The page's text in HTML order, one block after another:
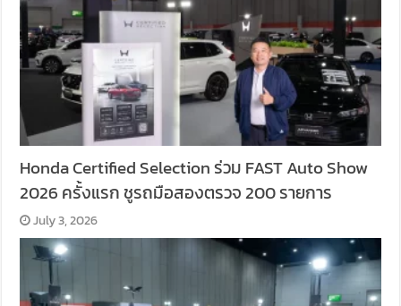
Honda Certified Selection ร่วม FAST Auto Show
2026 ครั้งแรก ชูรถมือสองตรวจ 200 รายการ
July 3, 2026